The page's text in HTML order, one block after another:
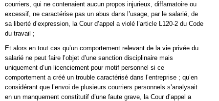
courriers, qui ne contenaient aucun propos injurieux, diffamatoire ou
excessif, ne caractérise pas un abus dans l’usage, par le salarié, de
sa liberté d’expression, la Cour d’appel a violé l’article L120-2 du Code
du travail ;
Et alors en tout cas qu’un comportement relevant de la vie privée du
salarié ne peut faire l’objet d’une sanction disciplinaire mais
uniquement d’un licenciement pour motif personnel si ce
comportement a créé un trouble caractérisé dans l’entreprise ; qu’en
considérant que l’envoi de plusieurs courriers personnels s’analysait
en un manquement constitutif d’une faute grave, la Cour d’appel a